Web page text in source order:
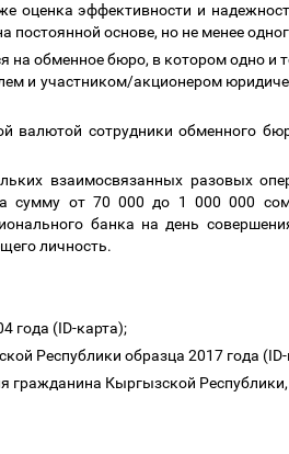
оценка эффективности и
основе, но не менее
обменное бюро, в котором одно и
и участником/акционером
валютой сотрудники обменного
взаимосвязанных разовых
сумму от 70 000 до 1 000 000
банка на день
личность.
года (ID-карта);
Республики образца 2017 года
гражданина Кыргызской Республики,